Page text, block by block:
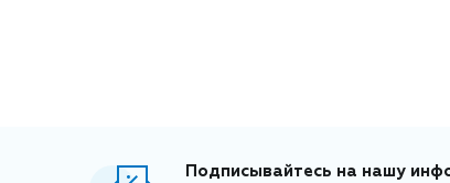
Подписывайтесь на нашу